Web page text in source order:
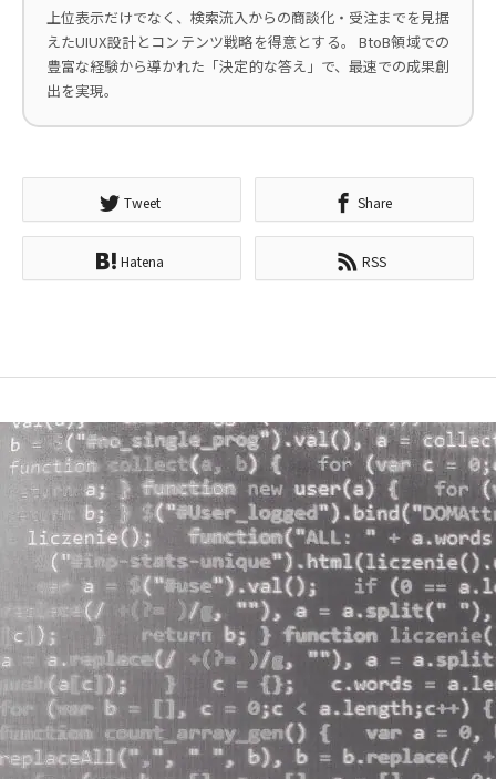
上位表示だけでなく、検索流入からの商談化・受注までを見据
えたUIUX設計とコンテンツ戦略を得意とする。 BtoB領域での
豊富な経験から導かれた「決定的な答え」で、最速での成果創
出を実現。
Tweet Share
Hatena RSS